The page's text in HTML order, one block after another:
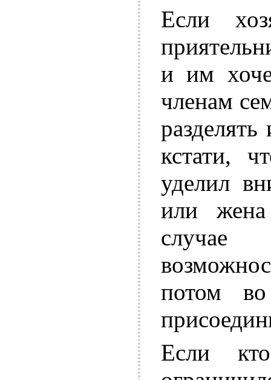
Если
и им
членам
кстати,
уделил
или
случае
потом
Если